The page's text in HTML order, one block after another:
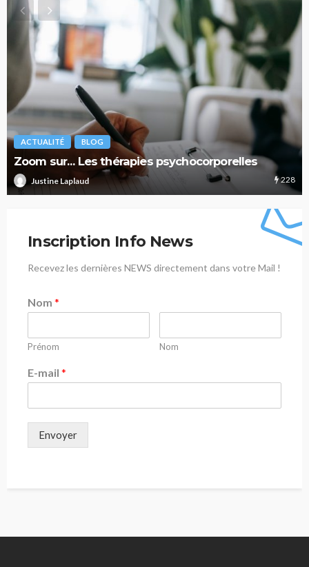
ACTUALITÉ BLOG
Zoom sur… Les thérapies psychocorporelles
Justine Laplaud 228
Inscription Info News
Recevez les dernières NEWS directement dans votre Mail !
Nom *
Prénom Nom
E-mail *
Envoyer